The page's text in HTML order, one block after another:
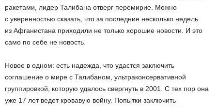
ракетами, лидер Талибана отверг перемирие. Можно
с уверенностью сказать, что за последние несколько недель
из Афганистана приходили не только хорошие новости. И это
само по себе не новость.
Новое в одном: есть надежда, что удастся заключить
соглашение о мире с Талибаном, ультраконсервативной
группировкой, которую удалось свергнуть в 2001. С тех пор она
уже 17 лет ведет кровавую войну. Попытки заключить